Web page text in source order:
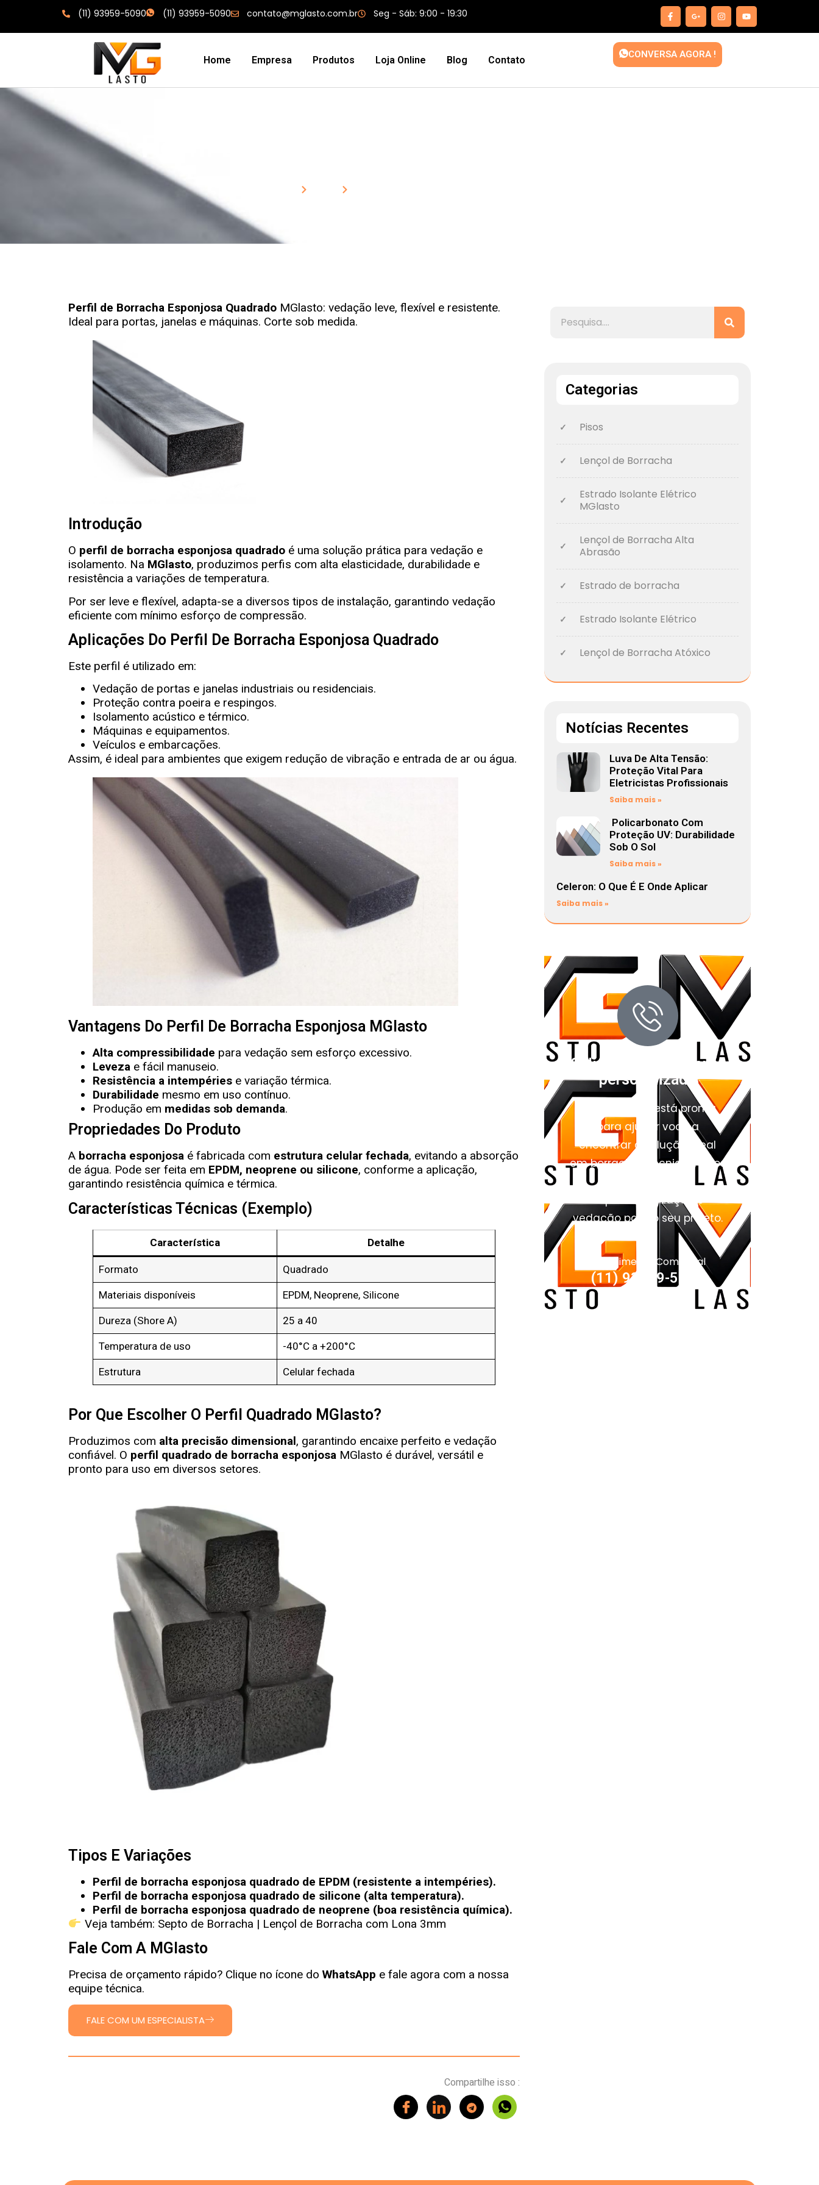
(11) 93959-5090 (11) 93959-5090 contato@mglasto.com.br Seg - Sáb: 9:00 - 19:30
Home Empresa Produtos Loja Online Blog Contato CONVERSA AGORA !
Perfil de Borracha Esponjosa Quadrado MGlasto: vedação leve, flexível e resistente.
Ideal para portas, janelas e máquinas. Corte sob medida.
Introdução
O perfil de borracha esponjosa quadrado é uma solução prática para vedação e
isolamento. Na MGlasto, produzimos perfis com alta elasticidade, durabilidade e
resistência a variações de temperatura.
Por ser leve e flexível, adapta-se a diversos tipos de instalação, garantindo vedação
eficiente com mínimo esforço de compressão.
Aplicações Do Perfil De Borracha Esponjosa Quadrado
Este perfil é utilizado em:
Vedação de portas e janelas industriais ou residenciais.
Proteção contra poeira e respingos.
Isolamento acústico e térmico.
Máquinas e equipamentos.
Veículos e embarcações.
Assim, é ideal para ambientes que exigem redução de vibração e entrada de ar ou água.
Vantagens Do Perfil De Borracha Esponjosa MGlasto
Alta compressibilidade para vedação sem esforço excessivo.
Leveza e fácil manuseio.
Resistência a intempéries e variação térmica.
Durabilidade mesmo em uso contínuo.
Produção em medidas sob demanda.
Propriedades Do Produto
A borracha esponjosa é fabricada com estrutura celular fechada, evitando a absorção
de água. Pode ser feita em EPDM, neoprene ou silicone, conforme a aplicação,
garantindo resistência química e térmica.
Características Técnicas (exemplo)
Característica Detalhe
Formato Quadrado
Materiais disponíveis EPDM, Neoprene, Silicone
Dureza (Shore A) 25 a 40
Temperatura de uso -40°C a +200°C
Estrutura Celular fechada
Por Que Escolher O Perfil Quadrado MGlasto?
Produzimos com alta precisão dimensional, garantindo encaixe perfeito e vedação
confiável. O perfil quadrado de borracha esponjosa MGlasto é durável, versátil e
pronto para uso em diversos setores.
Tipos E Variações
Perfil de borracha esponjosa quadrado de EPDM (resistente a intempéries).
Perfil de borracha esponjosa quadrado de silicone (alta temperatura).
Perfil de borracha esponjosa quadrado de neoprene (boa resistência química).
Veja também: Septo de Borracha | Lençol de Borracha com Lona 3mm
Fale Com A MGlasto
Precisa de orçamento rápido? Clique no ícone do WhatsApp e fale agora com a nossa
equipe técnica.
FALE COM UM ESPECIALISTA
Compartilhe isso :
Categorias
Pisos
Lençol de Borracha
Estrado Isolante Elétrico
MGlasto
Lençol de Borracha Alta
Abrasão
Estrado de borracha
Estrado Isolante Elétrico
Lençol de Borracha Atóxico
Notícias Recentes
Luva De Alta Tensão:
Proteção Vital Para
Eletricistas Profissionais
Saiba mais »
Policarbonato Com
Proteção UV: Durabilidade
Sob O Sol
Saiba mais »
Celeron: O Que É E Onde Aplicar
Saiba mais »
Solicite um orçamento
personalizado
Nossa equipe está pronta
para ajudar você a
encontrar a solução ideal
em borrachas técnicas, pisos
impermeabilização e
vedação para o seu projeto.
Atendimento Comercial
(11) 93959-5090